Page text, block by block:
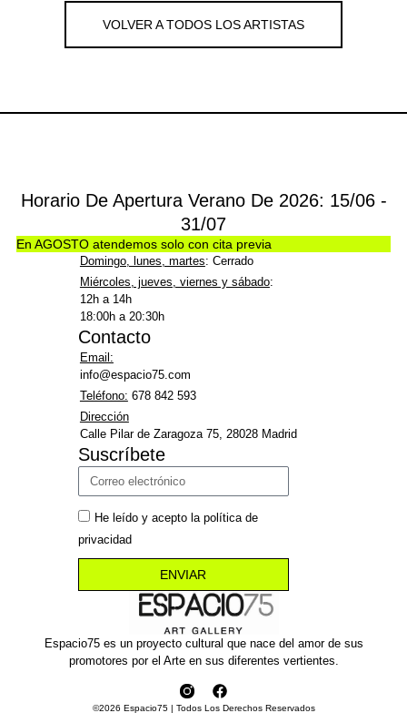
VOLVER A TODOS LOS ARTISTAS
Espacio75 es un proyecto cultural que nace del amor de sus
promotores por el Arte en sus diferentes vertientes.
©2026 Espacio75 | Todos Los Derechos Reservados
Horario De Apertura Verano De 2026: 15/06 -
31/07
En AGOSTO atendemos solo con cita previa
Domingo, lunes, martes: Cerrado
Miércoles, jueves, viernes y sábado:
12h a 14h
18:00h a 20:30h
Contacto
Email:
info@espacio75.com
Teléfono: 678 842 593
Dirección
Calle Pilar de Zaragoza 75, 28028 Madrid
Suscríbete
He leído y acepto la política de
privacidad
ENVIAR